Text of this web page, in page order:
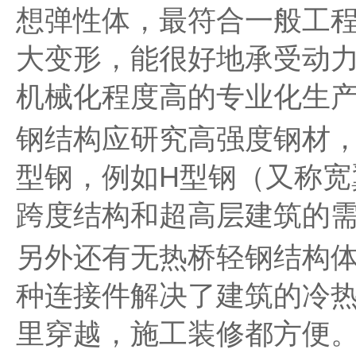
想弹性体，最符合一般工
大变形，能很好地承受动
机械化程度高的专业化生
钢结构应研究高强度钢材
型钢，例如H型钢（又称
跨度结构和超高层建筑的
另外还有无热桥轻钢结构
种连接件解决了建筑的冷
里穿越，施工装修都方便